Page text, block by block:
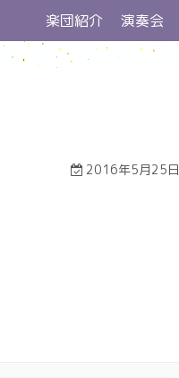
楽団紹介 演奏会
2016年5月25日